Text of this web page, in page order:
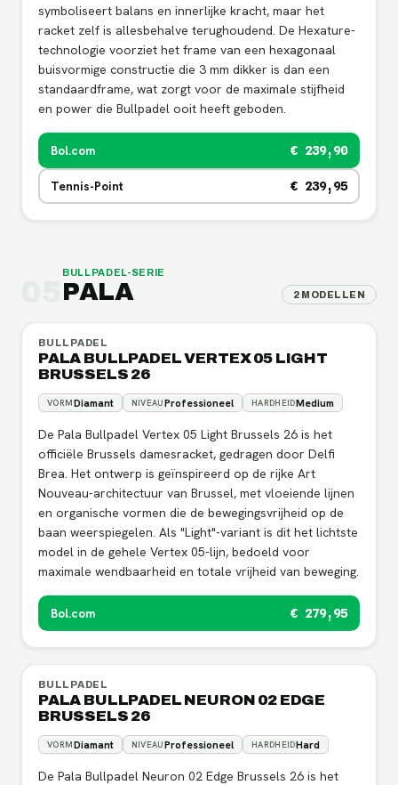
symboliseert balans en innerlijke kracht, maar het
racket zelf is allesbehalve terughoudend. De Hexature-
technologie voorziet het frame van een hexagonaal
buisvormige constructie die 3 mm dikker is dan een
standaardframe, wat zorgt voor de maximale stijfheid
en power die Bullpadel ooit heeft geboden.
Bol.com € 239,90
Tennis-Point € 239,95
BULLPADEL-SERIE
PALA 2 MODELLEN
BULLPADEL
PALA BULLPADEL VERTEX 05 LIGHT
BRUSSELS 26
VORMDiamant NIVEAUProfessioneel HARDHEIDMedium
De Pala Bullpadel Vertex 05 Light Brussels 26 is het
officiële Brussels damesracket, gedragen door Delfi
Brea. Het ontwerp is geïnspireerd op de rijke Art
Nouveau-architectuur van Brussel, met vloeiende lijnen
en organische vormen die de bewegingsvrijheid op de
baan weerspiegelen. Als "Light"-variant is dit het lichtste
model in de gehele Vertex 05-lijn, bedoeld voor
maximale wendbaarheid en totale vrijheid van beweging.
Bol.com € 279,95
BULLPADEL
PALA BULLPADEL NEURON 02 EDGE
BRUSSELS 26
VORMDiamant NIVEAUProfessioneel HARDHEIDHard
De Pala Bullpadel Neuron 02 Edge Brussels 26 is het